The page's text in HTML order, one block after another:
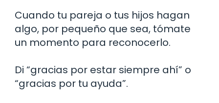
Cuando tu pareja o tus hijos hagan
algo, por pequeño que sea, tómate
un momento para reconocerlo.
Di “gracias por estar siempre ahí” o
“gracias por tu ayuda”.